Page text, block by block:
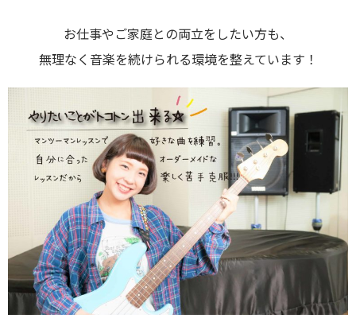
お仕事やご家庭との両立をしたい方も、
無理なく音楽を続けられる環境を整えています！